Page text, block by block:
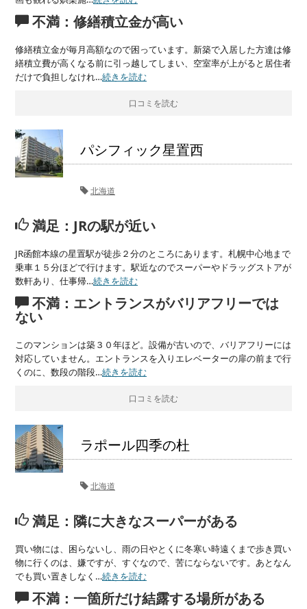
不満：修繕積立金が高い
修繕積立金が毎月高額なので困っています。新築で入居した方達は修
繕積立費が高くなる前に引っ越してしまい、空室率が上がると居住者
だけで負担しなけれ…続きを読む
口コミを読む
パシフィック星置西
北海道
満足：JRの駅が近い
JR函館本線の星置駅が徒歩２分のところにあります。札幌中心地まで
乗車１５分ほどで行けます。駅近なのでスーパーやドラッグストアが
数軒あり、仕事帰…続きを読む
不満：エントランスがバリアフリーでは
ない
このマンションは築３０年ほど。設備が古いので、バリアフリーには
対応していません。エントランスを入りエレベーターの扉の前まで行
くのに、数段の階段…続きを読む
口コミを読む
ラポール四季の杜
北海道
満足：隣に大きなスーパーがある
買い物には、困らないし、雨の日やとくに冬寒い時遠くまで歩き買い
物に行くのは、嫌ですが、すぐなので、苦にならないです。あとなん
でも買い置きしなく…続きを読む
不満：一箇所だけ結露する場所がある